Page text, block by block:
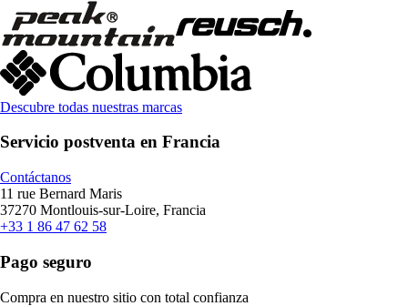
Descubre todas nuestras marcas
Servicio postventa en Francia
Contáctanos
11 rue Bernard Maris
37270 Montlouis-sur-Loire, Francia
+33 1 86 47 62 58
Pago seguro
Compra en nuestro sitio con total confianza